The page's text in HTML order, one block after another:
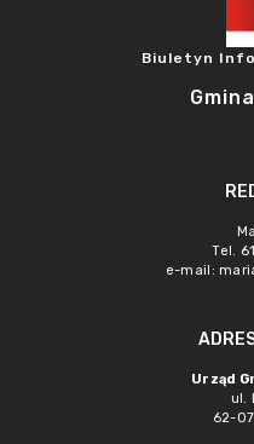
Biuletyn
Tel.
e-mail:
Urząd
ul.
62-